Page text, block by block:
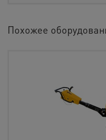
Похожее